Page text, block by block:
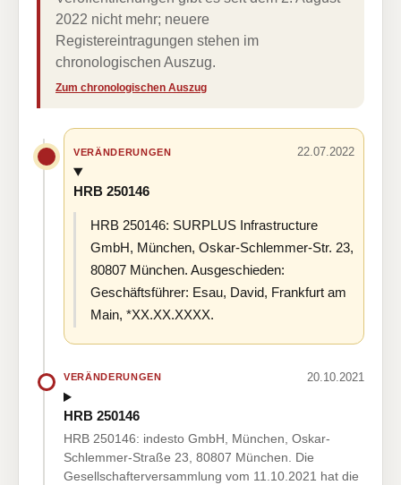
2022 nicht mehr; neuere
Registereintragungen stehen im
chronologischen Auszug.
Zum chronologischen Auszug
VERÄNDERUNGEN 22.07.2022
HRB 250146
HRB 250146: SURPLUS Infrastructure
GmbH, München, Oskar-Schlemmer-Str. 23,
80807 München. Ausgeschieden:
Geschäftsführer: Esau, David, Frankfurt am
Main, *XX.XX.XXXX.
VERÄNDERUNGEN 20.10.2021
HRB 250146
HRB 250146: indesto GmbH, München, Oskar-
Schlemmer-Straße 23, 80807 München. Die
Gesellschafterversammlung vom 11.10.2021 hat die